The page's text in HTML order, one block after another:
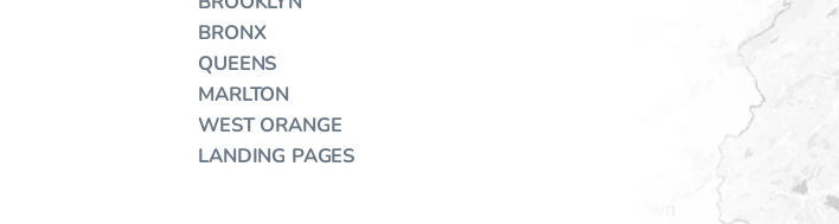
BRONX
QUEENS
MARLTON
WEST ORANGE
LANDING PAGES